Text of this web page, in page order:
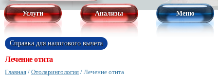
Услуги Анализы Меню
Справка для налогового вычета
Лечение отита
Главная / Отоларингология / Лечение отита